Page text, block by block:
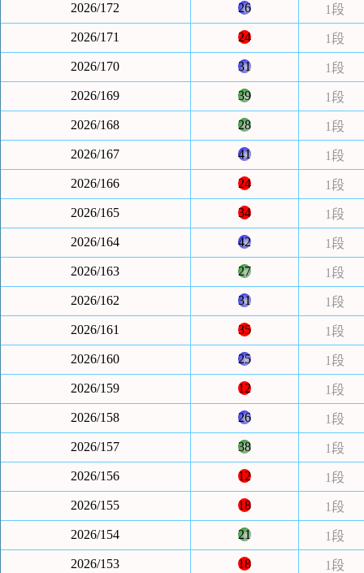
2026/172
26
1段
2026/171
24
1段
2026/170
31
1段
2026/169
39
1段
2026/168
28
1段
2026/167
41
1段
2026/166
24
1段
2026/165
34
1段
2026/164
42
1段
2026/163
27
1段
2026/162
31
1段
2026/161
35
1段
2026/160
25
1段
2026/159
12
1段
2026/158
26
1段
2026/157
38
1段
2026/156
12
1段
2026/155
18
1段
2026/154
21
1段
2026/153
18
1段